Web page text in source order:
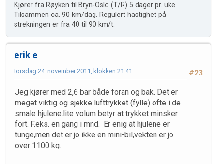
Kjører fra Røyken til Bryn-Oslo (T/R) 5 dager pr. uke.
Tilsammen ca. 90 km/dag. Regulert hastighet på
strekningen er fra 40 til 90 km/t.
erik e
#23
torsdag 24. november 2011, klokken 21:41
Jeg kjører med 2,6 bar både foran og bak. Det er
meget viktig og sjekke lufttrykket (fylle) ofte i de
smale hjulene,lite volum betyr at trykket minsker
fort. F.eks. en gang i mnd. Er enig at hjulene er
tunge,men det er jo ikke en mini-bil,vekten er jo
over 1100 kg.